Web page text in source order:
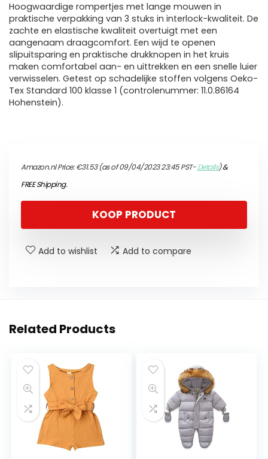
Hoogwaardige rompertjes met lange mouwen in
praktische verpakking van 3 stuks in interlock-kwaliteit. De
zachte en elastische kwaliteit overtuigt met een
aangenaam draagcomfort. Een wijd te openen
slipuitsparing en praktische drukknopen in het kruis
maken comfortabel aan- en uittrekken en een snelle luier
verwisselen. Getest op schadelijke stoffen volgens Oeko-
Tex Standard 100 klasse 1 (controlenummer: 11.0.86164
Hohenstein).
Amazon.nl Price:€31.53(as of 09/04/2023 23:45 PST-Details)&
FREE Shipping.
KOOP PRODUCT
Add to wishlist Add to compare
Related Products